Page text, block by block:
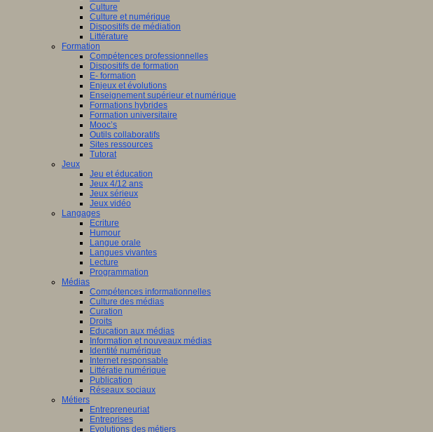
Culture
Culture et numérique
Dispositifs de médiation
Littérature
Formation
Compétences professionnelles
Dispositifs de formation
E- formation
Enjeux et évolutions
Enseignement supérieur et numérique
Formations hybrides
Formation universitaire
Mooc’s
Outils collaboratifs
Sites ressources
Tutorat
Jeux
Jeu et éducation
Jeux 4/12 ans
Jeux sérieux
Jeux vidéo
Langages
Ecriture
Humour
Langue orale
Langues vivantes
Lecture
Programmation
Médias
Compétences informationnelles
Culture des médias
Curation
Droits
Education aux médias
Information et nouveaux médias
Identité numérique
Internet responsable
Littératie numérique
Publication
Réseaux sociaux
Métiers
Entrepreneuriat
Entreprises
Evolutions des métiers